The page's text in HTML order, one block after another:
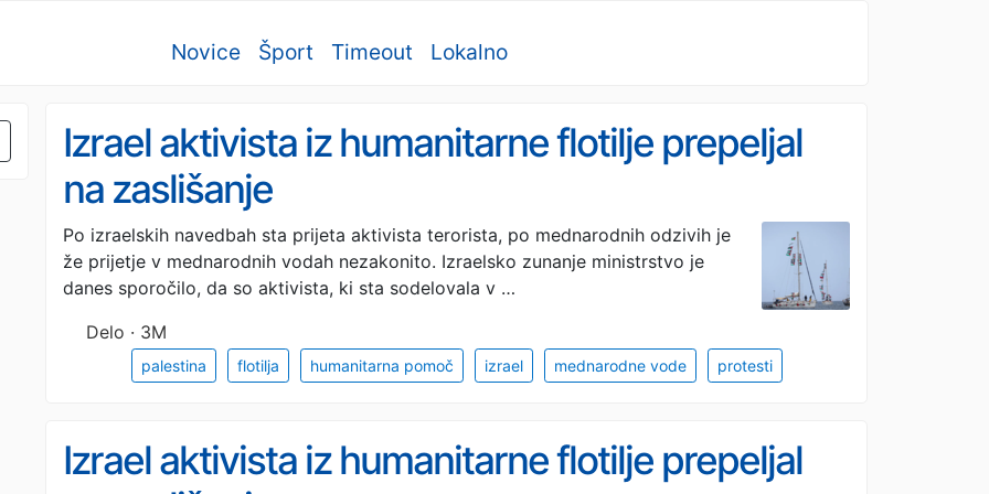
Novice Šport Timeout Lokalno
Izrael aktivista iz humanitarne flotilje prepeljal
na zaslišanje
Po izraelskih navedbah sta prijeta aktivista terorista, po mednarodnih odzivih je
že prijetje v mednarodnih vodah nezakonito. Izraelsko zunanje ministrstvo je
danes sporočilo, da so aktivista, ki sta sodelovala v …
Delo · 3M
palestina flotilja humanitarna pomoč izrael mednarodne vode protesti
Izrael aktivista iz humanitarne flotilje prepeljal